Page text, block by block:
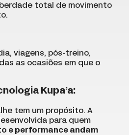
total de movimento
viagens, pós-treino,
as ocasiões em que o
Kupa’a:
tem um propósito. A
para quem
e performance andam